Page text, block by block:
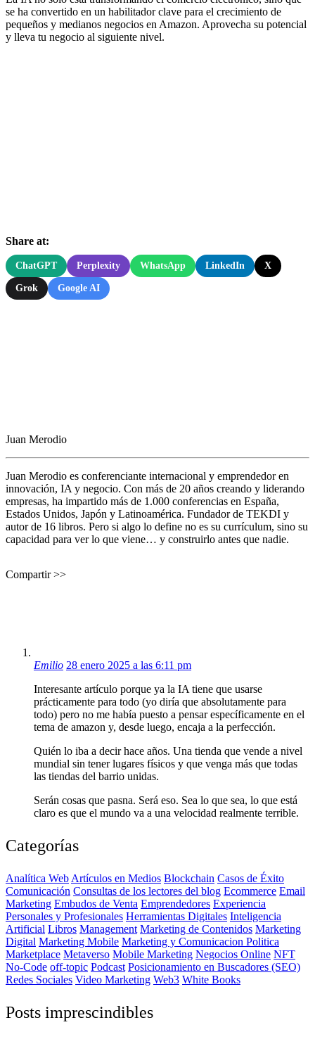
se ha convertido en un habilitador clave para el crecimiento de
pequeños y medianos negocios en Amazon. Aprovecha su potencial
y lleva tu negocio al siguiente nivel.
Share at:
ChatGPT Perplexity WhatsApp LinkedIn X
Grok Google AI
Juan Merodio
Juan Merodio es conferenciante internacional y emprendedor en
innovación, IA y negocio. Con más de 20 años creando y liderando
empresas, ha impartido más de 1.000 conferencias en España,
Estados Unidos, Japón y Latinoamérica. Fundador de TEKDI y
autor de 16 libros. Pero si algo lo define no es su currículum, sino su
capacidad para ver lo que viene… y construirlo antes que nadie.
Compartir >>
Emilio 28 enero 2025 a las 6:11 pm
Interesante artículo porque ya la IA tiene que usarse
prácticamente para todo (yo diría que absolutamente para
todo) pero no me había puesto a pensar específicamente en el
tema de amazon y, desde luego, encaja a la perfección.
Quién lo iba a decir hace años. Una tienda que vende a nivel
mundial sin tener lugares físicos y que venga más que todas
las tiendas del barrio unidas.
Serán cosas que pasna. Será eso. Sea lo que sea, lo que está
claro es que el mundo va a una velocidad realmente terrible.
Categorías
Analítica Web Artículos en Medios Blockchain Casos de Éxito
Comunicación Consultas de los lectores del blog Ecommerce Email
Marketing Embudos de Venta Emprendedores Experiencia
Personales y Profesionales Herramientas Digitales Inteligencia
Artificial Libros Management Marketing de Contenidos Marketing
Digital Marketing Mobile Marketing y Comunicacion Politica
Marketplace Metaverso Mobile Marketing Negocios Online NFT
No-Code off-topic Podcast Posicionamiento en Buscadores (SEO)
Redes Sociales Video Marketing Web3 White Books
Posts imprescindibles